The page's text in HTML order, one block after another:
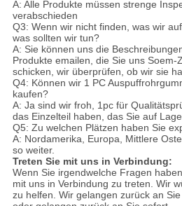
A: Alle Produkte müssen strenge
verabschieden
Q3: Wenn wir nicht finden, was wir
was sollten wir tun?
A: Sie können uns die
Produkte emailen, die Sie uns Soem-
schicken, wir überprüfen, ob wir sie
Q4: Können wir 1 PC
kaufen?
A: Ja sind wir froh, 1pc für
das Einzelteil haben, das Sie auf
Q5: Zu welchen Plätzen haben Sie
A: Nordamerika, Europa, Mittlere
so weiter.
Treten Sie mit uns in Verbindung:
Wenn Sie irgendwelche Fragen
mit uns in Verbindung zu treten. Wir
zu helfen. Wir gelangen zurück an